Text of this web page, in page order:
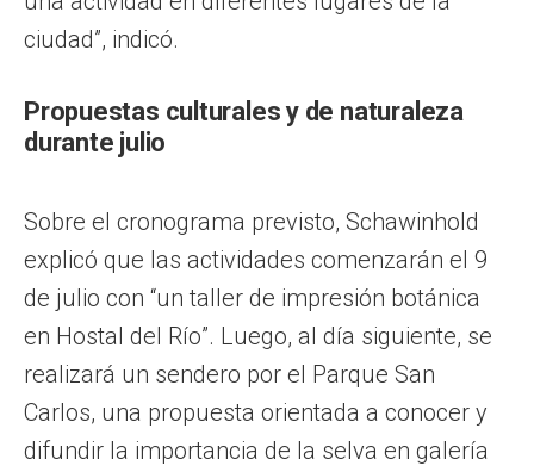
ciudad”, indicó.
Propuestas culturales y de naturaleza
durante julio
Sobre el cronograma previsto, Schawinhold
explicó que las actividades comenzarán el 9
de julio con “un taller de impresión botánica
en Hostal del Río”. Luego, al día siguiente, se
realizará un sendero por el Parque San
Carlos, una propuesta orientada a conocer y
difundir la importancia de la selva en galería